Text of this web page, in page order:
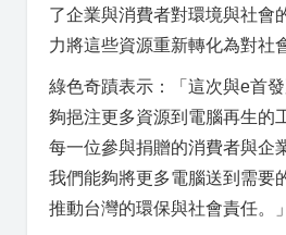
了企業與消費者對環境與社會
力將這些資源重新轉化為對社
綠色奇蹟表示：「這次與e首
夠挹注更多資源到電腦再生的
每一位參與捐贈的消費者與企
我們能夠將更多電腦送到需要
推動台灣的環保與社會責任。」